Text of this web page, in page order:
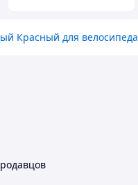
Красный для велосипеда